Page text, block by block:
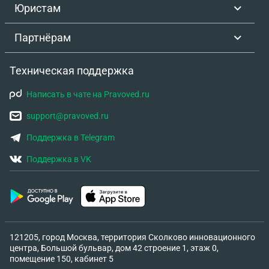
Юристам
Партнёрам
Техническая поддержка
Написать в чате на Pravoved.ru
support@pravoved.ru
Поддержка в Telegram
Поддержка в VK
121205, город Москва, территория Сколково инновационного
центра, Большой бульвар, дом 42 строение 1, этаж 0,
помещение 150, кабинет 5